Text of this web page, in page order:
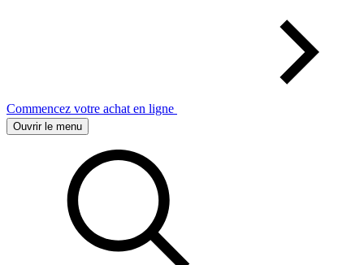
Commencez votre achat en ligne
Ouvrir le menu